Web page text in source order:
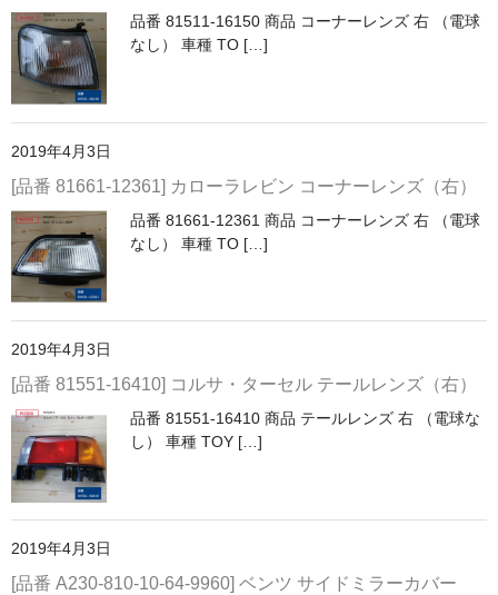
品番 81511-16150 商品 コーナーレンズ 右 （電球
なし） 車種 TO […]
2019年4月3日
[品番 81661-12361] カローラレビン コーナーレンズ（右）
品番 81661-12361 商品 コーナーレンズ 右 （電球
なし） 車種 TO […]
2019年4月3日
[品番 81551-16410] コルサ・ターセル テールレンズ（右）
品番 81551-16410 商品 テールレンズ 右 （電球な
し） 車種 TOY […]
2019年4月3日
[品番 A230-810-10-64-9960] ベンツ サイドミラーカバー